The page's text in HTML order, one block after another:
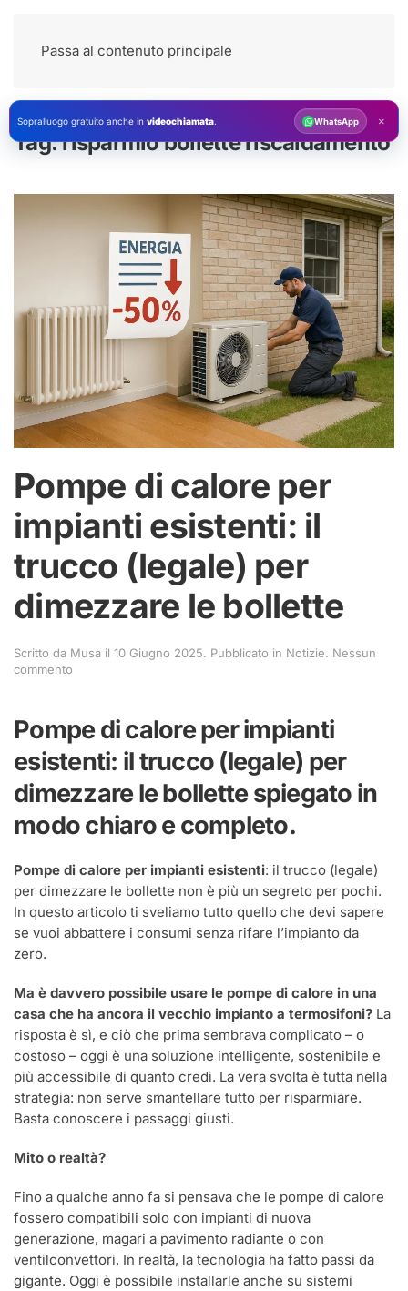
Passa al contenuto principale
Tag:risparmio bollette riscaldamento
Pompe di calore per
impianti esistenti: il
trucco (legale) per
dimezzare le bollette
Scritto da Musa il 10 Giugno 2025. Pubblicato in Notizie. Nessun
commento
per
impianti
esistenti:
trucco
(legale)
per
le
Pompe di calore per impianti
esistenti: il trucco (legale) per
dimezzare le bollette spiegato in
modo chiaro e completo.
Pompe di calore per impianti esistenti: il trucco (legale)
per dimezzare le bollette non è più un segreto per pochi.
In questo articolo ti sveliamo tutto quello che devi sapere
se vuoi abbattere i consumi senza rifare l’impianto da
zero.
Ma è davvero possibile usare le pompe di calore in una
casa che ha ancora il vecchio impianto a termosifoni? La
risposta è sì, e ciò che prima sembrava complicato – o
costoso – oggi è una soluzione intelligente, sostenibile e
più accessibile di quanto credi. La vera svolta è tutta nella
strategia: non serve smantellare tutto per risparmiare.
Basta conoscere i passaggi giusti.
Mito o realtà?
Fino a qualche anno fa si pensava che le pompe di calore
fossero compatibili solo con impianti di nuova
generazione, magari a pavimento radiante o con
ventilconvettori. In realtà, la tecnologia ha fatto passi da
gigante. Oggi è possibile installarle anche su sistemi
Sopralluogo gratuito anche in videochiamata. WhatsApp ×